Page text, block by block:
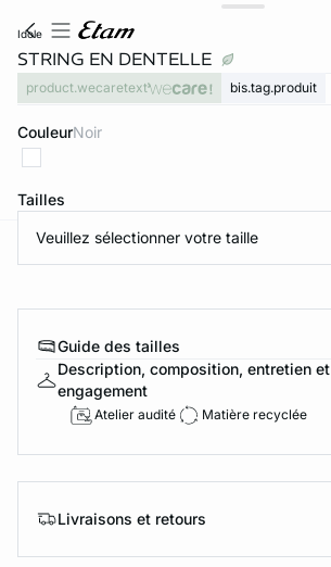
idole
STRING EN DENTELLE
product.wecaretext bis.tag.produit
Couleur noir
Tailles
Veuillez sélectionner votre taille
Guide des tailles
Description, composition, entretien et
engagement
Atelier audité Matière recyclée
Livraisons et retours